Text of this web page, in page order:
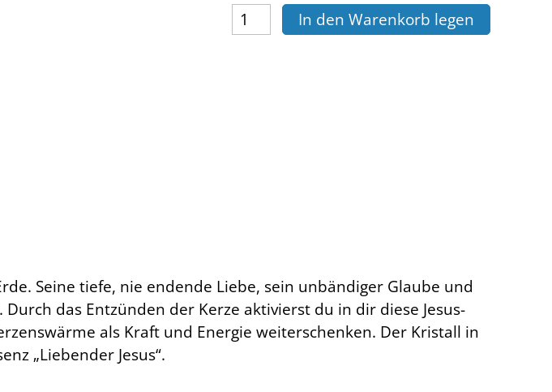
In den Warenkorb legen
Seine tiefe, nie endende Liebe, sein unbändiger Glaube und
das Entzünden der Kerze aktivierst du in dir diese Jesus-
als Kraft und Energie weiterschenken. Der Kristall in
„Liebender Jesus“.